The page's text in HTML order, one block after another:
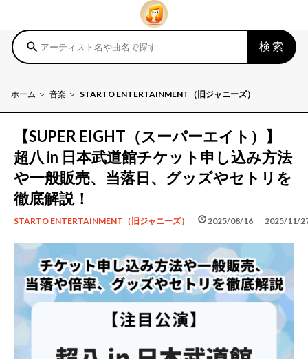
search 検索
ホーム 音楽 STARTO ENTERTAINMENT（旧ジャニーズ）
【SUPER EIGHT（スーパーエイト）】
超八 in 日本武道館チケット申し込み方法
や一般販売、当落日、グッズやセトリを
徹底解説！
STARTO ENTERTAINMENT（旧ジャニーズ） schedule 2025/08/16
update 2025/11/